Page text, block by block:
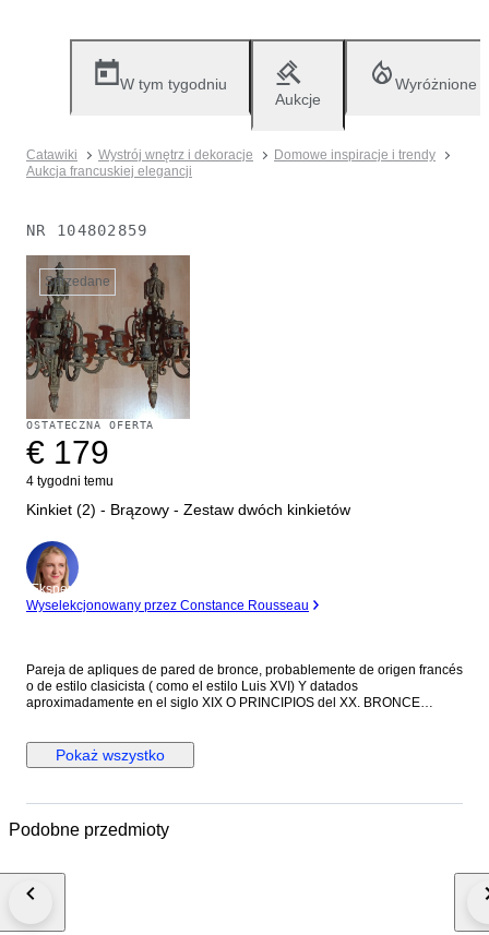
W tym tygodniu
Aukcje
Wyróżnione
Catawiki Wystrój wnętrz i dekoracje
Domowe inspiracje i trendy
Aukcja francuskiej elegancji
NR 104802859
Sprzedane
OSTATECZNA OFERTA
€ 179
4 tygodni temu
Kinkiet (2) - Brązowy - Zestaw dwóch kinkietów
Ekspert
Wyselekcjonowany przez Constance Rousseau
Pareja de apliques de pared de bronce, probablemente de origen francés
o de estilo clasicista ( como el estilo Luis XVI) Y datados
aproximadamente en el siglo XIX O PRINCIPIOS del XX. BRONCE
decorados con motivos ornamentales que incluye elementos vegetales y
formas arquitectónicas clásicas. Son piezas diseñadas para ser
espejos ,cuadros o puertas en interiores elegantes.
Pokaż wszystko
Podobne przedmioty